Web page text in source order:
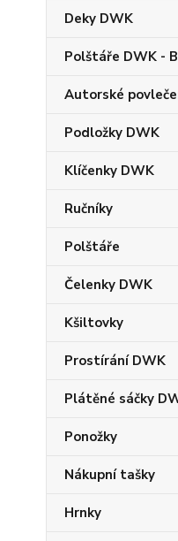
Deky DWK
Polštáře DWK -
Autorské
Podložky DWK
Klíčenky DWK
Ručníky
Polštáře
Čelenky DWK
Kšiltovky
Prostírání DWK
Plátěné sáčky
Ponožky
Nákupní tašky
Hrnky